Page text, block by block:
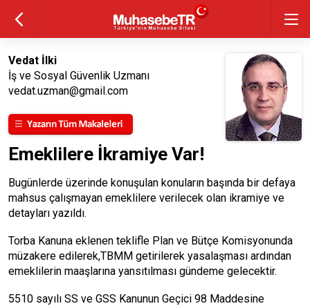
Vedat İlki
İş ve Sosyal Güvenlik Uzmanı
vedat.uzman@gmail.com
Emeklilere İkramiye Var!
Bugünlerde üzerinde konuşulan konuların başında bir defaya
mahsus çalışmayan emeklilere verilecek olan ikramiye ve
detayları yazıldı.
Torba Kanuna eklenen teklifle Plan ve Bütçe Komisyonunda
müzakere edilerek,TBMM getirilerek yasalaşması ardından
emeklilerin maaşlarına yansıtılması gündeme gelecektir.
5510 sayılı SS ve GSS Kanunun Geçici 98 Maddesine